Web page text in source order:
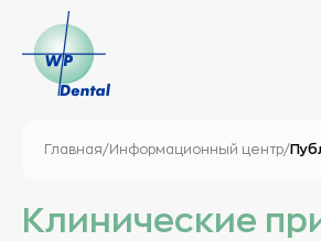
Главная/Информационный центр/
Клинические